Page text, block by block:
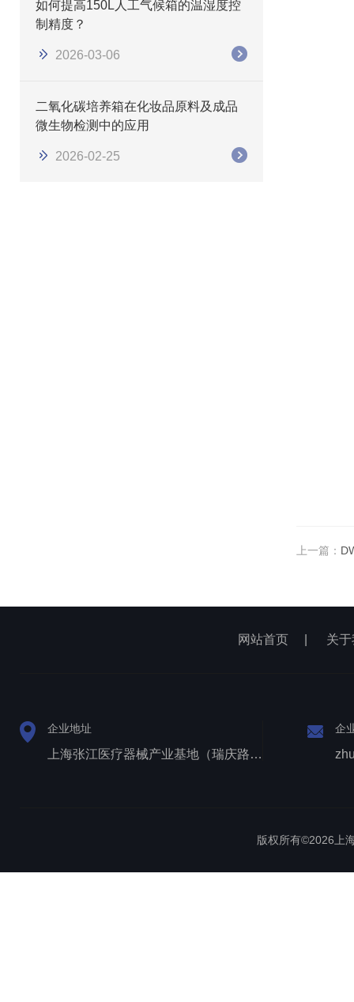
如何提高150L人工气候箱的温湿度控
制精度？
2026-03-06
二氧化碳培养箱在化妆品原料及成品
微生物检测中的应用
2026-02-25
上一篇：
网站首页 关
企业地址
上海张江医疗器械产业基地（瑞庆路528号）
企
版权所有©2026